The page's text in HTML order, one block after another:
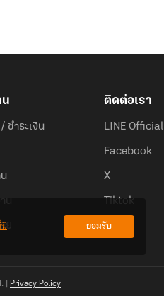
น
ชำระเงิน
น
ติดต่อเรา
LINE Official
Facebook
X
Tiktok
| Privacy Policy
ยอมรับ